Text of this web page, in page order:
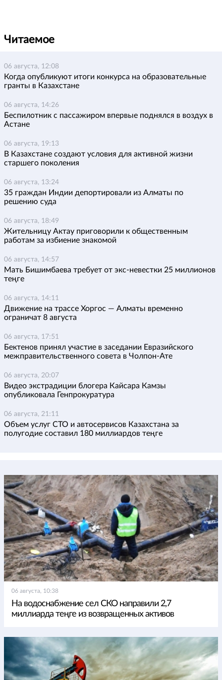
Читаемое
06 августа, 12:08
Когда опубликуют итоги конкурса на образовательные
гранты в Казахстане
06 августа, 14:26
Беспилотник с пассажиром впервые поднялся в воздух в
Астане
06 августа, 19:13
В Казахстане создают условия для активной жизни
старшего поколения
06 августа, 13:24
35 граждан Индии депортировали из Алматы по
решению суда
06 августа, 18:49
Жительницу Актау приговорили к общественным
работам за избиение знакомой
06 августа, 14:57
Мать Бишимбаева требует от экс-невестки 25 миллионов
теңге
06 августа, 14:11
Движение на трассе Хоргос — Алматы временно
ограничат 8 августа
06 августа, 17:51
Бектенов принял участие в заседании Евразийского
межправительственного совета в Чолпон-Ате
06 августа, 20:07
Видео экстрадиции блогера Кайсара Камзы
опубликовала Генпрокуратура
06 августа, 21:11
Объем услуг СТО и автосервисов Казахстана за
полугодие составил 180 миллиардов теңге
06 августа, 10:38
На водоснабжение сел СКО направили 2,7
миллиарда теңге из возвращенных активов